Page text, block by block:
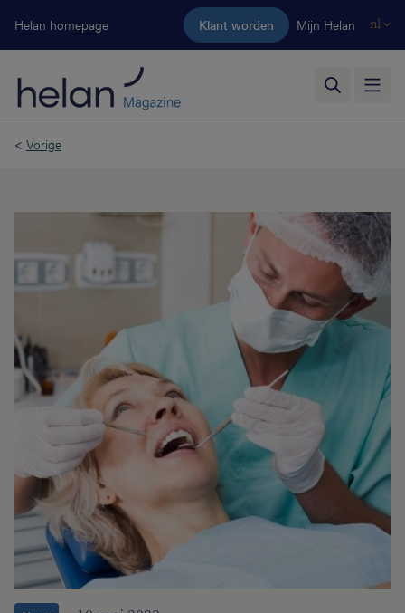
Ga naar de hoofdinhoud
Helan homepage Klant worden Mijn Helan nl
< Vorige